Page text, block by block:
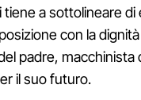
a sottolineare di
con la
padre, macchinista
il suo futuro.